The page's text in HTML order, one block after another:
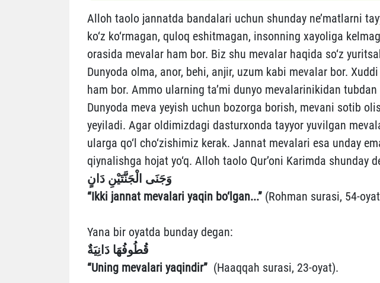
Alloh taolo jannatda bandalari uchun shunday ne’matlarni
ko‘z ko‘rmagan, quloq eshitmagan, insonning xayoliga
orasida mevalar ham bor. Biz shu mevalar haqida so‘z
Dunyoda olma, anor, behi, anjir, uzum kabi mevalar bor.
ham bor. Ammo ularning ta’mi dunyo mevalarinikidan
Dunyoda meva yeyish uchun bozorga borish, mevani sotib
yeyiladi. Agar oldimizdagi dasturxonda tayyor yuvilgan
ularga qo‘l cho‘zishimiz kerak. Jannat mevalari esa unday
qiynalishga hojat yo‘q. Alloh taolo Qur’oni Karimda shunday
وَجَنَى الْجَنَّتَيْنِ دَانٍ
“Ikki jannat mevalari yaqin bo‘lgan...” (Rohman surasi, 54-
Yana bir oyatda bunday degan:
قُطُوفُهَا دَانِيَةٌ
“Uning mevalari yaqindir” (Haaqqah surasi, 23-oyat).